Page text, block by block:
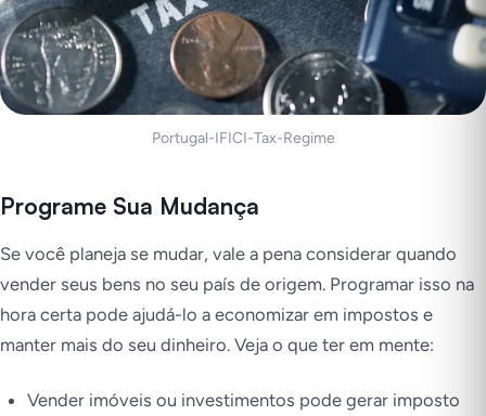
Portugal-IFICI-Tax-Regime
Programe Sua Mudança
Se você planeja se mudar, vale a pena considerar quando
vender seus bens no seu país de origem. Programar isso na
hora certa pode ajudá-lo a economizar em impostos e
manter mais do seu dinheiro. Veja o que ter em mente:
Vender imóveis ou investimentos pode gerar imposto